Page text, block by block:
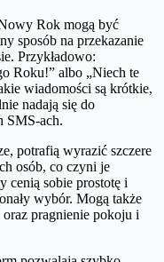
Rok mogą być
sposób na przekazanie
Przykładowo:
Roku!” albo „Niech te
wiadomości są krótkie,
nadają się do
SMS-ach.
potrafią wyrazić szczere
osób, co czyni je
cenią sobie prostotę i
wybór. Mogą także
oraz pragnienie pokoju i